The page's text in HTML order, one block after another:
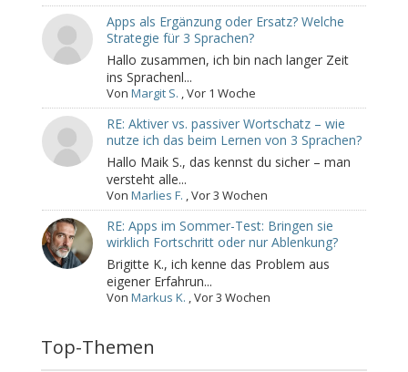
Apps als Ergänzung oder Ersatz? Welche
Strategie für 3 Sprachen?
Hallo zusammen, ich bin nach langer Zeit
ins Sprachenl...
VonMargit S. ,Vor 1 Woche
RE: Aktiver vs. passiver Wortschatz – wie
nutze ich das beim Lernen von 3 Sprachen?
Hallo Maik S., das kennst du sicher – man
versteht alle...
VonMarlies F. ,Vor 3 Wochen
RE: Apps im Sommer-Test: Bringen sie
wirklich Fortschritt oder nur Ablenkung?
Brigitte K., ich kenne das Problem aus
eigener Erfahrun...
VonMarkus K. ,Vor 3 Wochen
Top-Themen